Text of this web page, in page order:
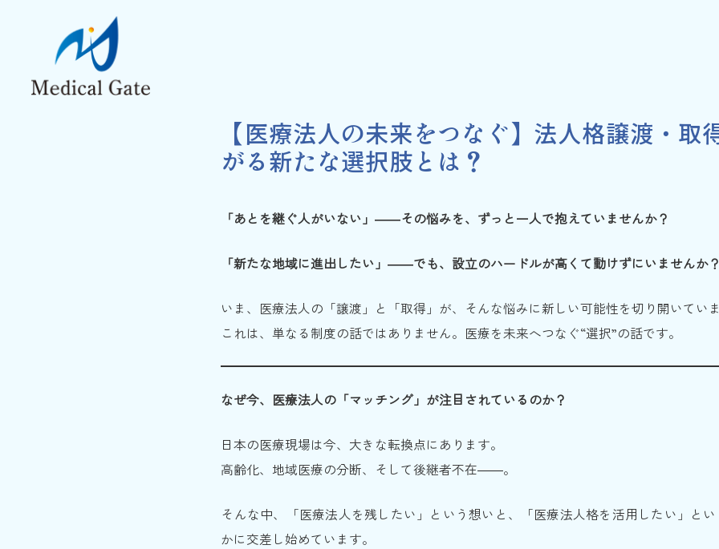
【医療法人の未来をつなぐ】法人格譲渡・取
がる新たな選択肢とは？
「あとを継ぐ人がいない」――その悩みを、ずっと一人で抱えていませんか？
「新たな地域に進出したい」――でも、設立のハードルが高くて動けずにいませんか
いま、医療法人の「譲渡」と「取得」が、そんな悩みに新しい可能性を切り開いてい
これは、単なる制度の話ではありません。医療を未来へつなぐ“選択”の話です。
なぜ今、医療法人の「マッチング」が注目されているのか？
日本の医療現場は今、大きな転換点にあります。
高齢化、地域医療の分断、そして後継者不在――。
そんな中、「医療法人を残したい」という想いと、「医療法人格を活用したい」と
かに交差し始めています。